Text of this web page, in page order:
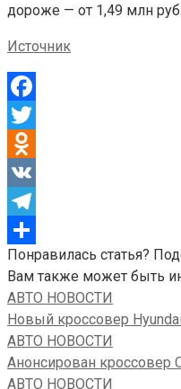
дороже — от 1,49 млн
Источник
Facebook
Twitter
Odnoklassniki
VK
Telegram
Отправить
Понравилась статья?
Вам также может быть
АВТО НОВОСТИ
Новый кроссовер
АВТО НОВОСТИ
Анонсирован кроссовер
АВТО НОВОСТИ